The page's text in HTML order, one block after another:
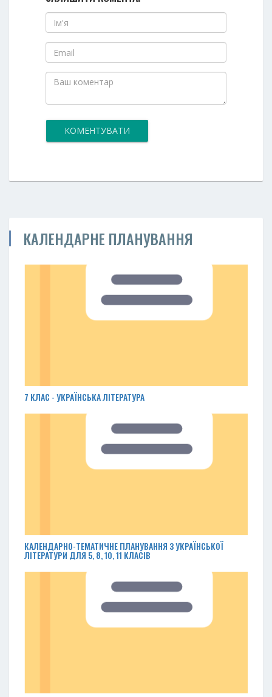
КОМЕНТУВАТИ
КАЛЕНДАРНЕ ПЛАНУВАННЯ
7 КЛАС - УКРАЇНСЬКА ЛІТЕРАТУРА
КАЛЕНДАРНО-ТЕМАТИЧНЕ ПЛАНУВАННЯ З УКРАЇНСЬКОЇ
ЛІТЕРАТУРИ ДЛЯ 5, 8, 10, 11 КЛАСІВ